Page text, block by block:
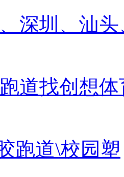
深圳、汕
道找创想体
跑道\校园塑